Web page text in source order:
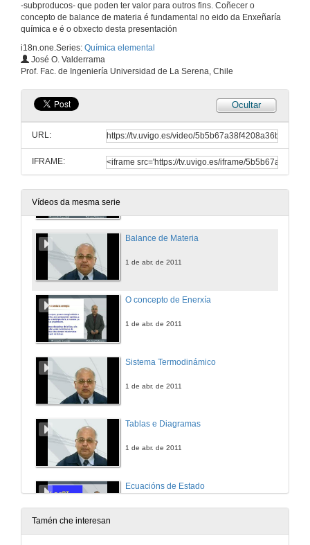
-subproducos- que poden ter valor para outros fins. Coñecer o
concepto de balance de materia é fundamental no eido da Enxeñaría
química e é o obxecto desta presentación
i18n.one.Series: Química elemental
José O. Valderrama
Prof. Fac. de Ingeniería Universidad de La Serena, Chile
Ocultar
URL:
IFRAME:
Vídeos da mesma serie
1 de abr. de 2011
O Mol e Definicións Afíns
1 de abr. de 2011
Leis ponderais. Estequiometría
1 de abr. de 2011
Concepto de Gas Ideal
Balance de Materia
1 de abr. de 2011
O concepto de Enerxía
1 de abr. de 2011
Sistema Termodinámico
1 de abr. de 2011
Tablas e Diagramas
1 de abr. de 2011
Ecuacións de Estado
1 de abr. de 2011
Tamén che interesan